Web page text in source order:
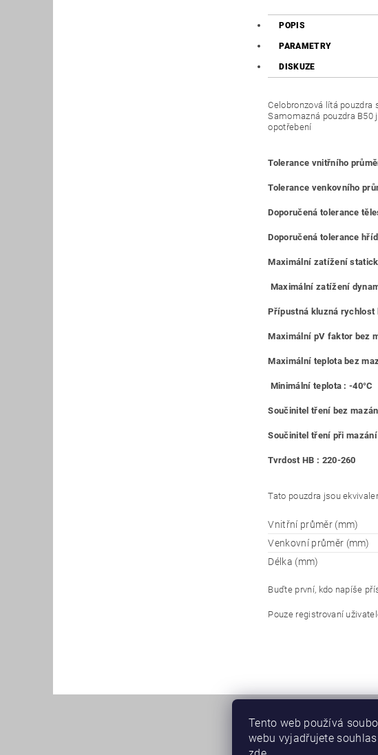
POPIS
PARAMETRY
DISKUZE
Celobronzová lítá pouzdra
Samomazná pouzdra B50
opotřebení
Tolerance vnitřního
Tolerance venkovního
Doporučená tolerance
Doporučená tolerance
Maximální zatížení
Maximální zatížení
Přípustná kluzná
Maximální pV faktor bez
Maximální teplota bez
Minimální teplota : -40°C
Součinitel tření bez
Součinitel tření při
Tvrdost HB : 220-260
Tato pouzdra jsou
Vnitřní průměr (mm)
Venkovní průměr (mm)
Délka (mm)
Buďte první, kdo napíše
Pouze registrovaní
Tento web používá
webu vyjadřujete